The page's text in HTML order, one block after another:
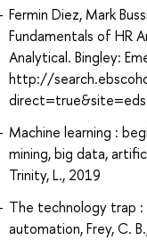
Fermin Diez, Mark
Fundamentals of HR
Analytical. Bingley:
http://
Machine learning :
mining, big data,
Trinity, L., 2019
The technology trap :
automation, Frey, C.